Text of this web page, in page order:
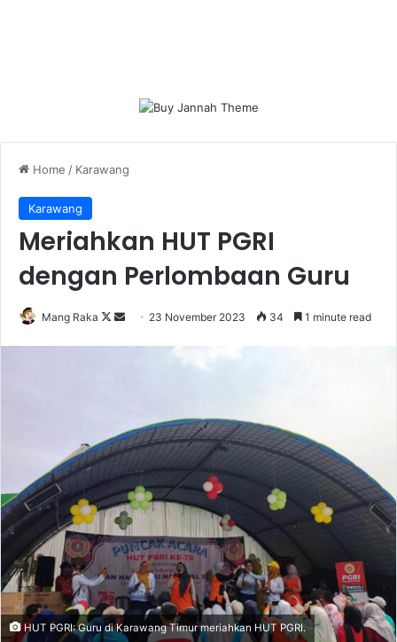
Home / Karawang
Karawang
Meriahkan HUT PGRI
dengan Perlombaan Guru
Mang Raka
Follow
Send 23 November 2023 34 1 minute read
HUT PGRI: Guru di Karawang Timur meriahkan HUT PGRI.